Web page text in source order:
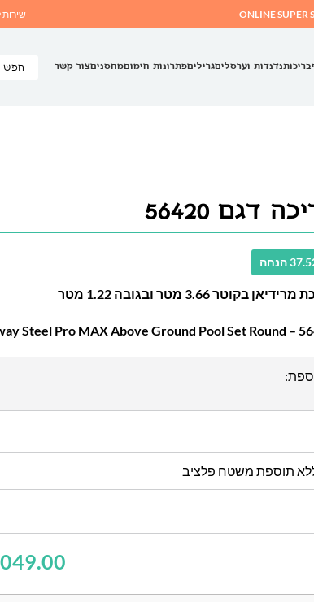
ONLINE SUPER שירות
בריכותנדנדות וערסליםגריליםפתרונות חימוםמחסניםצור קשר
דגם 56420
הנחה
בקוטר 3.66 מטר ובגובה 1.22 מטר
Steel Pro MAX Above Ground Pool Set Round –
תוספת משטח פלציב